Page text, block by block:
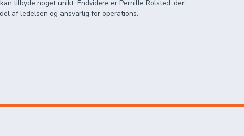
tilbyde noget unikt. Endvidere er Pernille Rolsted, der
af ledelsen og ansvarlig for operations.